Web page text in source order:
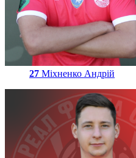
27 Міхненко Андрій